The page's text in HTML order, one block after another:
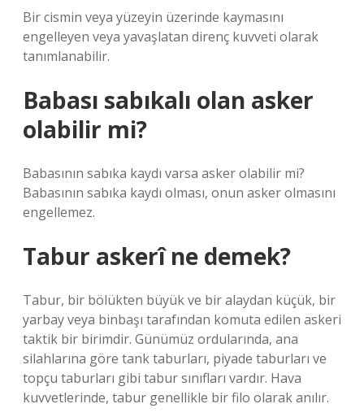
Bir cismin veya yüzeyin üzerinde kaymasını
engelleyen veya yavaşlatan direnç kuvveti olarak
tanımlanabilir.
Babası sabıkalı olan asker
olabilir mi?
Babasının sabıka kaydı varsa asker olabilir mi?
Babasının sabıka kaydı olması, onun asker olmasını
engellemez.
Tabur askerî ne demek?
Tabur, bir bölükten büyük ve bir alaydan küçük, bir
yarbay veya binbaşı tarafından komuta edilen askeri
taktik bir birimdir. Günümüz ordularında, ana
silahlarına göre tank taburları, piyade taburları ve
topçu taburları gibi tabur sınıfları vardır. Hava
kuvvetlerinde, tabur genellikle bir filo olarak anılır.